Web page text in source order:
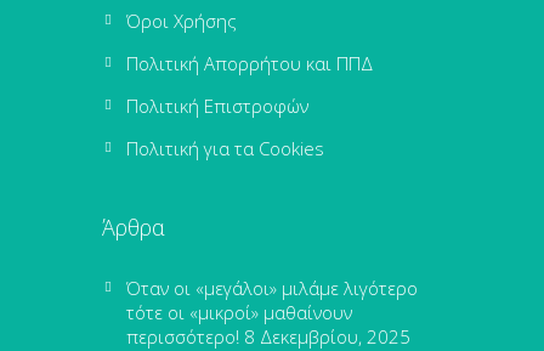
Όροι Χρήσης
Πολιτική Απορρήτου και ΠΠΔ
Πολιτική Επιστροφών
Πολιτική για τα Cookies
Άρθρα
Όταν οι «μεγάλοι» μιλάμε λιγότερο
τότε οι «μικροί» μαθαίνουν
περισσότερο! 8 Δεκεμβρίου, 2025